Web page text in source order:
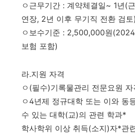
ㅇ근무기간 : 계약체결일~ 1년(
연장, 2년 이후 무기직 전환 검토)
ㅇ보수기준 : 2,500,000원(2024
보험 포함)
라.지원 자격
ㅇ (필수)기록물관리 전문요원
ㅇ 4년제 정규대학 또는 이와 동
수 있는 대학(교)의 관련 학과*
학사학위 이상 취득(소지)자*관